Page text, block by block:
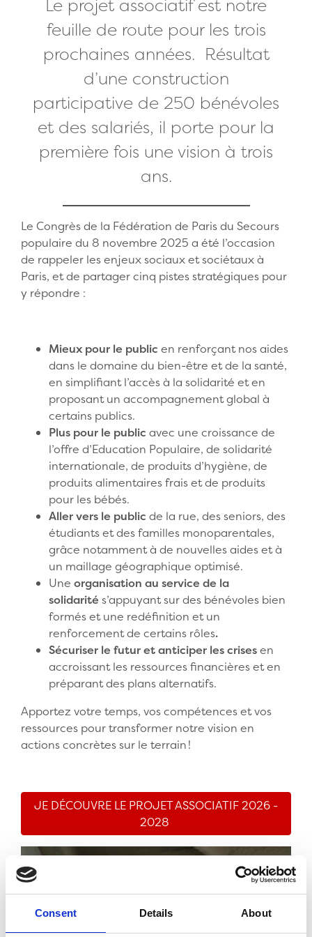
Consent Details About
Le projet associatif est notre
feuille de route pour les trois
prochaines années. Résultat
d’une construction
participative de 250 bénévoles
et des salariés, il porte pour la
première fois une vision à trois
ans.
Le Congrès de la Fédération de Paris du Secours
populaire du 8 novembre 2025 a été l’occasion
de rappeler les enjeux sociaux et sociétaux à
Paris, et de partager cinq pistes stratégiques pour
y répondre :
Mieux pour le public en renforçant nos aides
dans le domaine du bien-être et de la santé,
en simplifiant l’accès à la solidarité et en
proposant un accompagnement global à
certains publics.
Plus pour le public avec une croissance de
l’offre d’Education Populaire, de solidarité
internationale, de produits d’hygiène, de
produits alimentaires frais et de produits
pour les bébés.
Aller vers le public de la rue, des seniors, des
étudiants et des familles monoparentales,
grâce notamment à de nouvelles aides et à
un maillage géographique optimisé.
Une organisation au service de la
solidarité s’appuyant sur des bénévoles bien
formés et une redéfinition et un
renforcement de certains rôles.
Sécuriser le futur et anticiper les crisesen
accroissant les ressources financières et en
préparant des plans alternatifs.
Apportez votre temps, vos compétences et vos
ressources pour transformer notre vision en
actions concrètes sur le terrain !
JE DÉCOUVRE LE PROJET ASSOCIATIF 2026 -
2028